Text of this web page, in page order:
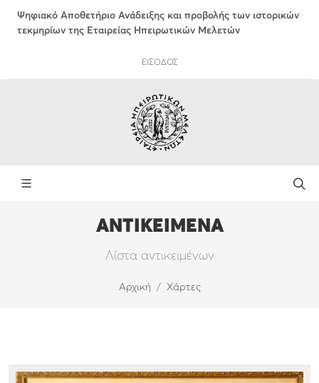
Ψηφιακό Αποθετήριο Ανάδειξης και προβολής των ιστορικών
τεκμηρίων της Εταιρείας Ηπειρωτικών Μελετών
ΕΙΣΟΔΟΣ
ΑΝΤΙΚΕΙΜΕΝΑ
Λίστα αντικειμένων
Αρχική Χάρτες